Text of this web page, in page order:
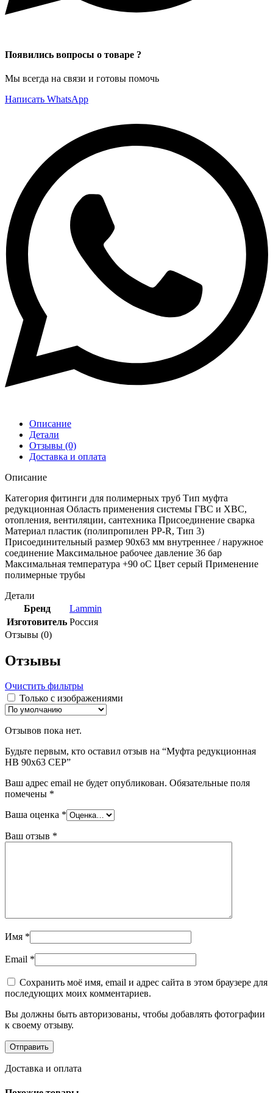
Появились вопросы о товаре ?
Мы всегда на связи и готовы помочь
Написать WhatsApp
Описание
Детали
Отзывы (0)
Доставка и оплата
Описание
Категория фитинги для полимерных труб Тип муфта
редукционная Область применения системы ГВС и ХВС,
отопления, вентиляции, сантехника Присоединение сварка
Материал пластик (полипропилен PP-R, Тип 3)
Присоединительный размер 90х63 мм внутреннее / наружное
соединение Максимальное рабочее давление 36 бар
Максимальная температура +90 оС Цвет серый Применение
полимерные трубы
Детали
Бренд
Lammin
Изготовитель Россия
Отзывы (0)
Отзывы
Очистить фильтры
Только с изображениями
Отзывов пока нет.
Будьте первым, кто оставил отзыв на “Муфта редукционная
НВ 90х63 СЕР”
Ваш адрес email не будет опубликован. Обязательные поля
помечены *
Ваша оценка *
Ваш отзыв *
Имя *
Email *
Сохранить моё имя, email и адрес сайта в этом браузере для
последующих моих комментариев.
Вы должны быть авторизованы, чтобы добавлять фотографии
к своему отзыву.
Доставка и оплата